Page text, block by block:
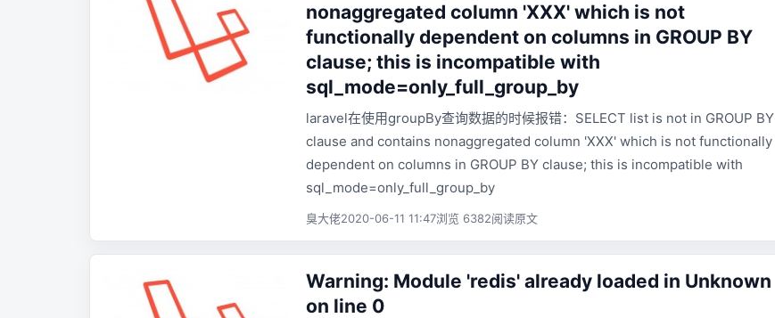
nonaggregated column 'XXX' which is not
functionally dependent on columns in GROUP BY
clause; this is incompatible with
sql_mode=only_full_group_by
laravel在使用groupBy查询数据的时候报错：SELECT list is not in GROUP BY
clause and contains nonaggregated column 'XXX' which is not functionally
dependent on columns in GROUP BY clause; this is incompatible with
sql_mode=only_full_group_by
臭大佬2020-06-11 11:47浏览 6382阅读原文
Warning: Module 'redis' already loaded in Unknown
on line 0